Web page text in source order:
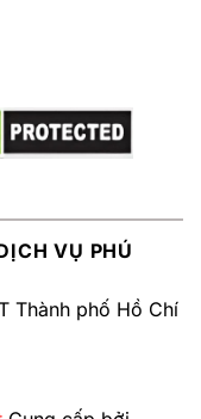
VỤ PHÚ
Thành phố Hồ Chí